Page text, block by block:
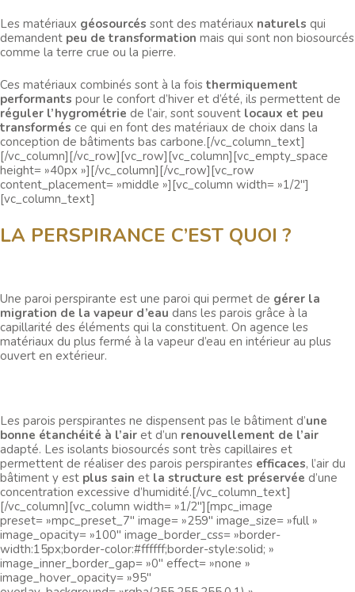
Les matériaux géosourcés sont des matériaux naturels qui
demandent peu de transformation mais qui sont non biosourcés
comme la terre crue ou la pierre.
Ces matériaux combinés sont à la fois thermiquement
performants pour le confort d’hiver et d’été, ils permettent de
réguler l’hygrométrie de l’air, sont souvent locaux et peu
transformés ce qui en font des matériaux de choix dans la
conception de bâtiments bas carbone.[/vc_column_text]
[/vc_column][/vc_row][vc_row][vc_column][vc_empty_space
height= »40px »][/vc_column][/vc_row][vc_row
content_placement= »middle »][vc_column width= »1/2″]
[vc_column_text]
LA PERSPIRANCE C’EST QUOI ?
Une paroi perspirante est une paroi qui permet de gérer la
migration de la vapeur d’eau dans les parois grâce à la
capillarité des éléments qui la constituent. On agence les
matériaux du plus fermé à la vapeur d’eau en intérieur au plus
ouvert en extérieur.
Les parois perspirantes ne dispensent pas le bâtiment d’une
bonne étanchéité à l’air et d’un renouvellement de l’air
adapté. Les isolants biosourcés sont très capillaires et
permettent de réaliser des parois perspirantes efficaces, l’air du
bâtiment y est plus sain et la structure est préservée d’une
concentration excessive d’humidité.[/vc_column_text]
[/vc_column][vc_column width= »1/2″][mpc_image
preset= »mpc_preset_7″ image= »259″ image_size= »full »
image_opacity= »100″ image_border_css= »border-
width:15px;border-color:#ffffff;border-style:solid; »
image_inner_border_gap= »0″ effect= »none »
image_hover_opacity= »95″